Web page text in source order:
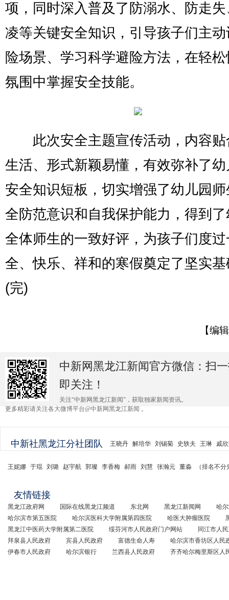
项，同时深入普及了防溺水、防走
凌等关键安全知识，引导孩子们主
险场景、学习科学避险方法，在轻
氛围中掌握安全技能。
此次安全主题宣传活动，内容贴
生活、形式新颖易懂，有效弥补了
安全知识短板，切实增强了幼儿园
全防范意识和自我保护能力，得到
全体师生的一致好评，为孩子们度
全、快乐、祥和的寒假奠定了坚实
(完)
【编
中新网黑龙江新闻官方微信：扫
即关注！
关注“中新网黑龙江新闻”，获取独家新闻资讯。
更多精彩请关注各大微博平台@中新网黑龙江新闻 。
中新社黑龙江分社团队 王晓丹 解培华 刘锡菊 史轶夫 王琳 戚
王妮娜 于琨 刘璐 赵宇航 郭璨 李香梅 郝雨 刘慧 张瀚元 董淼 （排名不
友情链接
黑龙江政府网 国际在线黑龙江频道 东北网 黑龙江新闻网
哈
哈尔滨市第五医院
哈尔滨医科大学附属第四医院 哈医大肿瘤医院
黑龙江中医药大学附属第二医院
绥芬河市人民政府门户网站
同江市人
拜泉县人民政府
宾县人民政府 富德生命人寿
哈尔滨市香坊区人民
伊春市人民政府
哈尔滨银行 兰西县人民政府 齐齐哈尔梅里斯区人